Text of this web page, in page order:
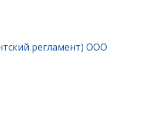
регламент) ООО